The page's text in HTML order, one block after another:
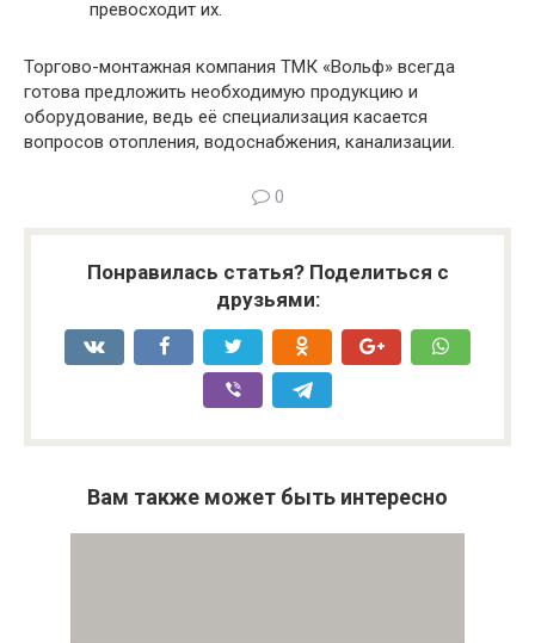
превосходит их.
Торгово-монтажная компания ТМК «Вольф» всегда
готова предложить необходимую продукцию и
оборудование, ведь её специализация касается
вопросов отопления, водоснабжения, канализации.
0
Понравилась статья? Поделиться с
друзьями:
Вам также может быть интересно